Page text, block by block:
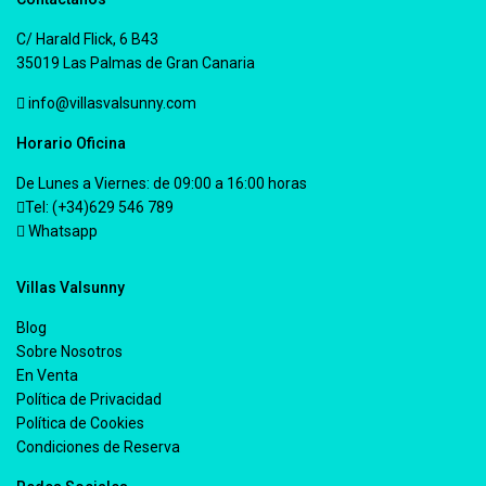
C/ Harald Flick, 6 B43
35019 Las Palmas de Gran Canaria
info@villasvalsunny.com
Horario Oficina
De Lunes a Viernes: de 09:00 a 16:00 horas
Tel: (+34)629 546 789
Whatsapp
Villas Valsunny
Blog
Sobre Nosotros
En Venta
Política de Privacidad
Política de Cookies
Condiciones de Reserva